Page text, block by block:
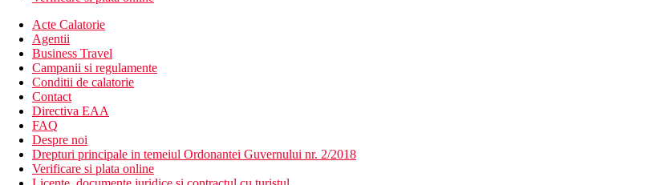
Acte Calatorie
Agentii
Business Travel
Campanii si regulamente
Conditii de calatorie
Contact
Directiva EAA
FAQ
Despre noi
Drepturi principale in temeiul Ordonantei Guvernului nr. 2/2018
Verificare si plata online